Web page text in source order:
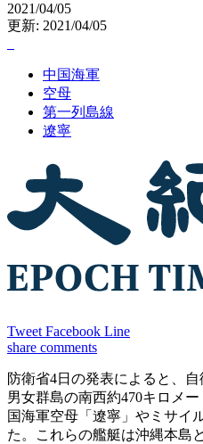
2021/04/05
更新: 2021/04/05
中国海軍
空母
第一列島線
遼寧
Tweet Facebook Line
share comments
防衛省4日の発表によると、
男女群島の南西約470キロメ
国海軍空母「遼寧」やミサイ
た。これらの艦艇は沖縄本島